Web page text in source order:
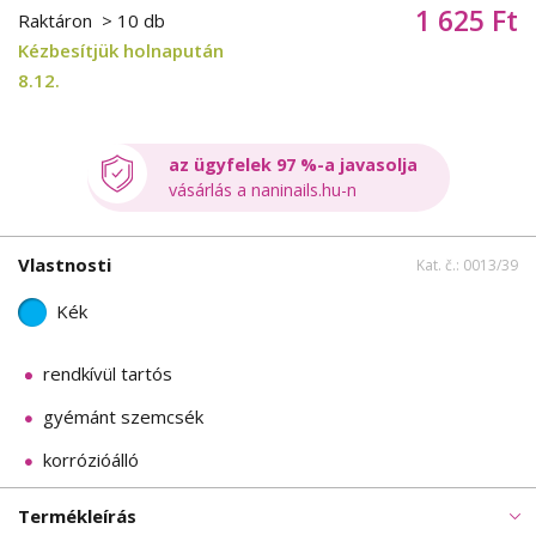
Raktáron > 10 db
Kézbesítjük holnapután
8.12.
1 625 Ft
az ügyfelek 97 %-a javasolja
vásárlás a naninails.hu-n
Vlastnosti Kat. č.: 0013/39
Kék
rendkívül tartós
gyémánt szemcsék
korrózióálló
Termékleírás